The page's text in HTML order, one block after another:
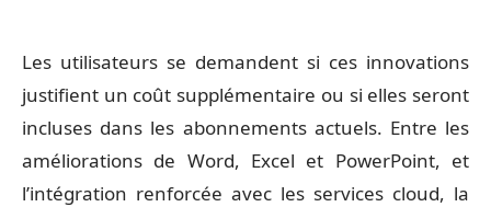
Les utilisateurs se demandent si ces innovations
justifient un coût supplémentaire ou si elles seront
incluses dans les abonnements actuels. Entre les
améliorations de Word, Excel et PowerPoint, et
l’intégration renforcée avec les services cloud, la